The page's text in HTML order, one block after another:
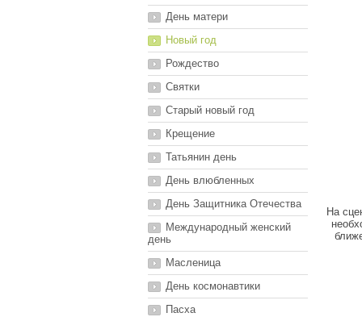
День матери
Новый год
Рождество
Святки
Старый новый год
Крещение
Татьянин день
День влюбленных
День Защитника Отечества
Международный женский
день
Масленица
День космонавтики
Пасха
На